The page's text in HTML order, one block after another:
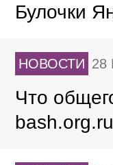
Булочки
НОВОСТИ 28
Что